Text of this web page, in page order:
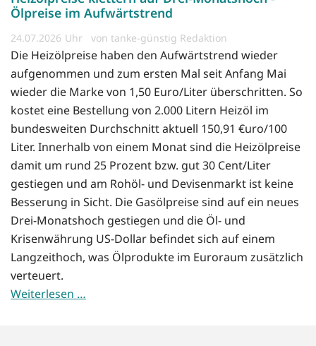
Ölpreise im Aufwärtstrend
24.07.2026 von tanke-günstig Redaktion
Die Heizölpreise haben den Aufwärtstrend wieder
aufgenommen und zum ersten Mal seit Anfang Mai
wieder die Marke von 1,50 Euro/Liter überschritten. So
kostet eine Bestellung von 2.000 Litern Heizöl im
bundesweiten Durchschnitt aktuell 150,91 €uro/100
Liter. Innerhalb von einem Monat sind die Heizölpreise
damit um rund 25 Prozent bzw. gut 30 Cent/Liter
gestiegen und am Rohöl- und Devisenmarkt ist keine
Besserung in Sicht. Die Gasölpreise sind auf ein neues
Drei-Monatshoch gestiegen und die Öl- und
Krisenwährung US-Dollar befindet sich auf einem
Langzeithoch, was Ölprodukte im Euroraum zusätzlich
verteuert.
Weiterlesen …